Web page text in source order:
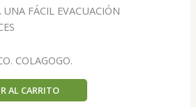
UNA FÁCIL EVACUACIÓN
COLAGOGO.
AL CARRITO